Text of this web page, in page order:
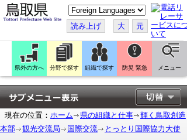
こ
の
ペ
ー
ジ
翻
訳
す
る
読み上げ 大 元
県外の方へ 分野で探す 組織で探す 防災 緊急 メニュー
現在の位置： ホーム 県の組織と仕事
輝く鳥取創造
本部
観光交流局 国際交流 とっとり国際協力大使